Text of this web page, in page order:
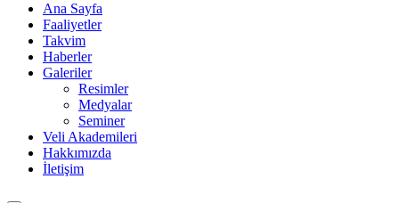
Ana Sayfa
Faaliyetler
Takvim
Haberler
Galeriler
Resimler
Medyalar
Seminer
Veli Akademileri
Hakkımızda
İletişim